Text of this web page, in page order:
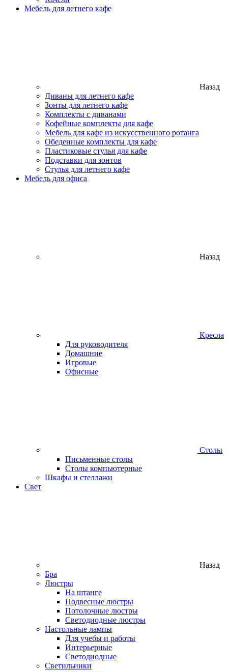
Мебель для летнего кафе
Назад
Диваны для летнего кафе
Зонты для летнего кафе
Комплекты с диванами
Кофейные комплекты для кафе
Мебель для кафе из искусственного ротанга
Обеденные комплекты для кафе
Пластиковые стулья для кафе
Подставки для зонтов
Стулья для летнего кафе
Мебель для офиса
Назад
Кресла
Для руководителя
Домашние
Игровые
Офисные
Столы
Письменные столы
Столы компьютерные
Шкафы и стеллажи
Свет
Назад
Бра
Люстры
На штанге
Подвесные люстры
Потолочные люстры
Светодиодные люстры
Настольные лампы
Для учебы и работы
Интерьерные
Светодиодные
Светильники